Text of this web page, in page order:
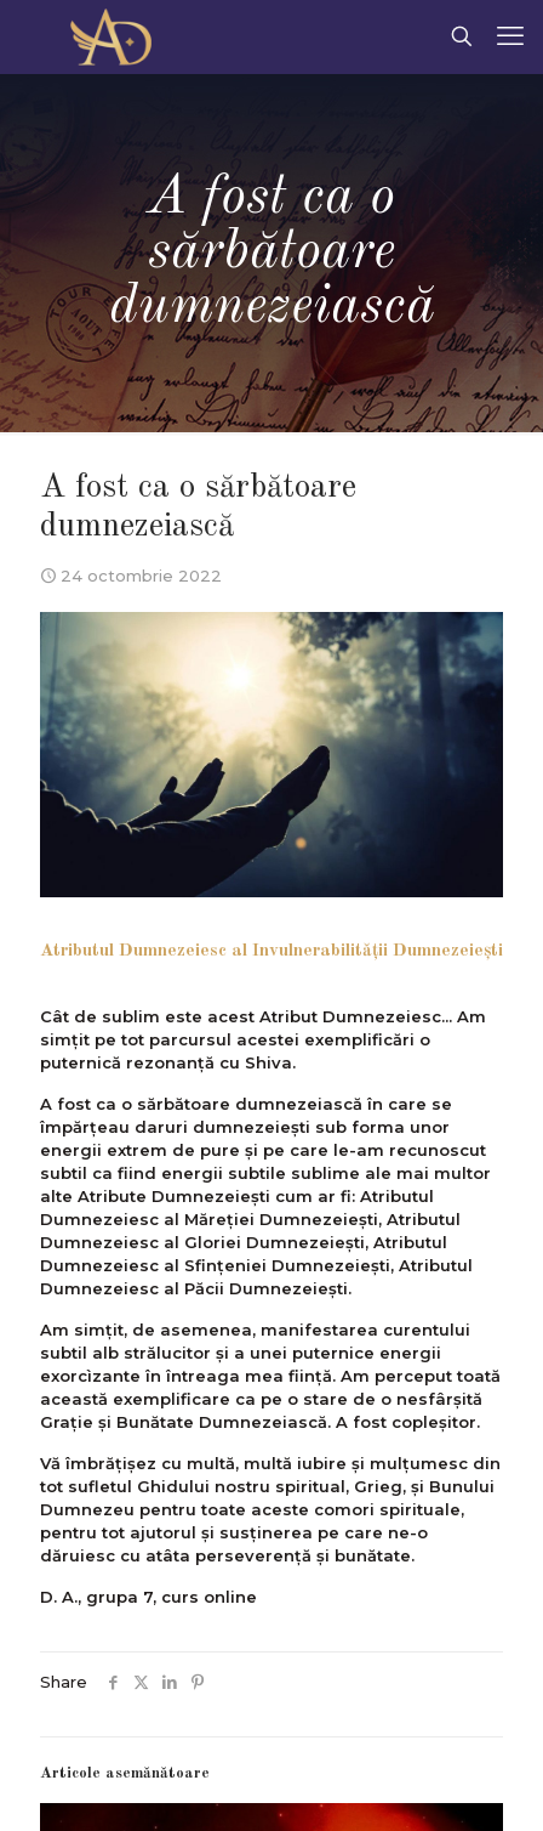
A fost ca o
sărbătoare
dumnezeiască
A fost ca o sărbătoare
dumnezeiască
24 octombrie 2022
Atributul Dumnezeiesc al Invulnerabilității Dumnezeiești
Cât de sublim este acest Atribut Dumnezeiesc... Am
simțit pe tot parcursul acestei exemplificări o
puternică rezonanță cu Shiva.
A fost ca o sărbătoare dumnezeiască în care se
împărțeau daruri dumnezeiești sub forma unor
energii extrem de pure și pe care le-am recunoscut
subtil ca fiind energii subtile sublime ale mai multor
alte Atribute Dumnezeiești cum ar fi: Atributul
Dumnezeiesc al Măreției Dumnezeiești, Atributul
Dumnezeiesc al Gloriei Dumnezeiești, Atributul
Dumnezeiesc al Sfințeniei Dumnezeiești, Atributul
Dumnezeiesc al Păcii Dumnezeiești.
Am simțit, de asemenea, manifestarea curentului
subtil alb strălucitor și a unei puternice energii
exorcìzante în întreaga mea ființă. Am perceput toată
această exemplificare ca pe o stare de o nesfârșită
Grație și Bunătate Dumnezeiască. A fost copleșitor.
Vă îmbrățișez cu multă, multă iubire și mulțumesc din
tot sufletul Ghidului nostru spiritual, Grieg, și Bunului
Dumnezeu pentru toate aceste comori spirituale,
pentru tot ajutorul și susținerea pe care ne-o
dăruiesc cu atâta perseverență și bunătate.
D. A., grupa 7, curs online
Share
Articole asemănătoare